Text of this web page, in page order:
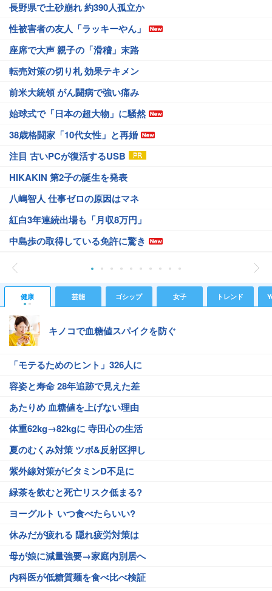
長野県で土砂崩れ 約390人孤立か
性被害者の友人「ラッキーやん」
座席で大声 親子の「滑稽」末路
転売対策の切り札 効果テキメン
前米大統領 がん闘病で強い痛み
始球式で「日本の超大物」に騒然
38歳格闘家「10代女性」と再婚
注目 古いPCが復活するUSB
HIKAKIN 第2子の誕生を発表
八嶋智人 仕事ゼロの原因はマネ
紅白3年連続出場も「月収8万円」
中島歩の取得している免許に驚き
健康 芸能 ゴシップ 女子 トレンド
キノコで血糖値スパイクを防ぐ
「モテるためのヒント」326人に
容姿と寿命 28年追跡で見えた差
あたりめ 血糖値を上げない理由
体重62kg→82kgに 寺田心の生活
夏のむくみ対策 ツボ&反射区押し
紫外線対策がビタミンD不足に
緑茶を飲むと死亡リスク低まる?
ヨーグルト いつ食べたらいい?
休みだが疲れる 隠れ疲労対策は
母が娘に減量強要→家庭内別居へ
内科医が低糖質麺を食べ比べ検証